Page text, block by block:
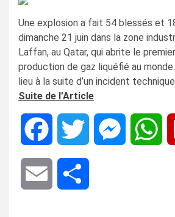
Une explosion a fait 54 blessés et
dimanche 21 juin dans la zone
Laffan, au Qatar, qui abrite le
production de gaz liquéfié au monde.
lieu à la suite d’un incident
Suite de l’Article
Facebook Twitter Messenger
Email